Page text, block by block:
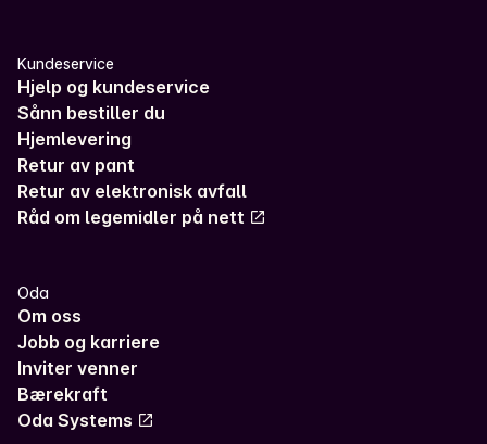
Kundeservice
Hjelp og kundeservice
Sånn bestiller du
Hjemlevering
Retur av pant
Retur av elektronisk avfall
Råd om legemidler på nett
Oda
Om oss
Jobb og karriere
Inviter venner
Bærekraft
Oda Systems